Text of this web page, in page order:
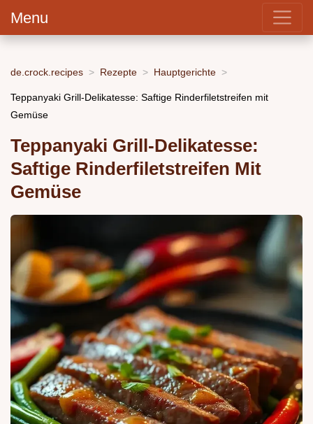
Menu
de.crock.recipes Rezepte Hauptgerichte
Teppanyaki Grill-Delikatesse: Saftige Rinderfiletstreifen mit
Gemüse
Teppanyaki Grill-Delikatesse:
Saftige Rinderfiletstreifen Mit
Gemüse